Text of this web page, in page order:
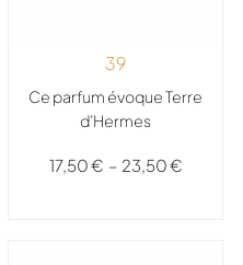
39
Ce parfum évoque Terre
d’Hermes
17,50€ – 23,50€